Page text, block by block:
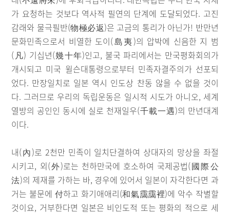
가 요청하는 것보다 역사적 필연의 단계에 도달되었다. 고진
감래와 물극필반(物極必返)은 고금의 통리가 아닌가! 반만년
문화민족으로서 비열한 도이(島夷)의 압박에 신음한 지 범
(凡) 기십년(幾十年)인고, 불국 파리에서는 만국평화회의가
개시되고 미국 윌슨대통령으로부터 민족자결주의가 선포되
었다. 만장일치로 일본 역시 인도상 찬동 않을 수 없을 것이
다. 그러므로 우리의 독립운동은 일시적 시도가 아니오, 세계
열방의 공인인 동시에 실로 천재일우(千載一遇)의 만년대계
이다.
내(內)로 2천만 민족이 일치단결하여 상대자의 망상을 좌절
시키고, 외(外)로는 천하만국에 호소하여 국제공법(國際公
法)의 제재를 가하는 바, 경우에 있어서 일본이 자각한다면 과
거는 불문에 付하고 화기애애리(和氣靄靄裡)에 악수 작별할
것이요, 거부한다면 일본은 비인도적 또는 평화의 적으로 세